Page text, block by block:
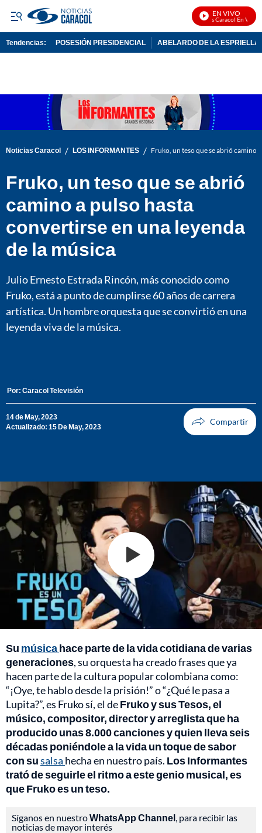
EN VIVO
Noticias Caracol En Vivo
Tendencias: POSESIÓN PRESIDENCIAL ABELARDO DE LA ESPRIELLA
Noticias Caracol / LOS INFORMANTES / Fruko, un teso que se abrió camino
Fruko, un teso que se abrió
camino a pulso hasta
convertirse en una leyenda
de la música
Julio Ernesto Estrada Rincón, más conocido como
Fruko, está a punto de cumplirse 60 años de carrera
artística. Un hombre orquesta que se convirtió en una
leyenda viva de la música.
Por: Caracol Televisión
14 de May, 2023
Actualizado: 15 De May, 2023
Su músicahace parte de la vida cotidiana de varias
generaciones, su orquesta ha creado frases que ya
hacen parte de la cultura popular colombiana como:
“¡Oye, te hablo desde la prisión!” o “¿Qué le pasa a
Lupita?”, es Fruko sí, el deFruko y sus Tesos, el
músico, compositor, director y arreglista que ha
producido unas 8.000 canciones y quien lleva seis
décadas poniéndole a la vida un toque de sabor
con susalsa hecha en nuestro país. Los Informantes
trató de seguirle el ritmo a este genio musical, es
que Fruko es un teso.
Síganos en nuestroWhatsApp Channel, para recibir las
noticias de mayor interés